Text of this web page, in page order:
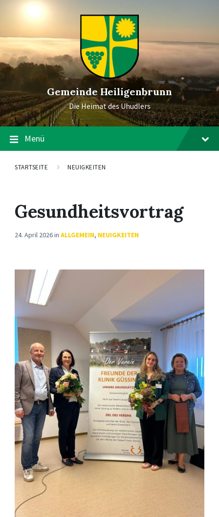
Gemeinde Heiligenbrunn
Die Heimat des Uhudlers
Menü
STARTSEITE NEUIGKEITEN
Gesundheitsvortrag
24. April 2026in ALLGEMEIN, NEUIGKEITEN